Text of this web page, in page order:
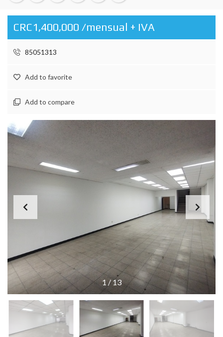
CRC1,400,000 /mensual + IVA
85051313
Add to favorite
Add to compare
1 /13